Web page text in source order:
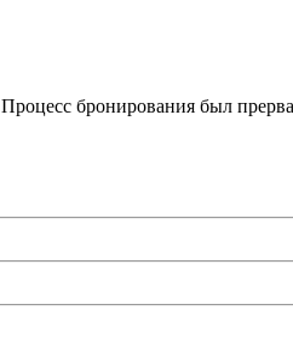
Процесс бронирования был